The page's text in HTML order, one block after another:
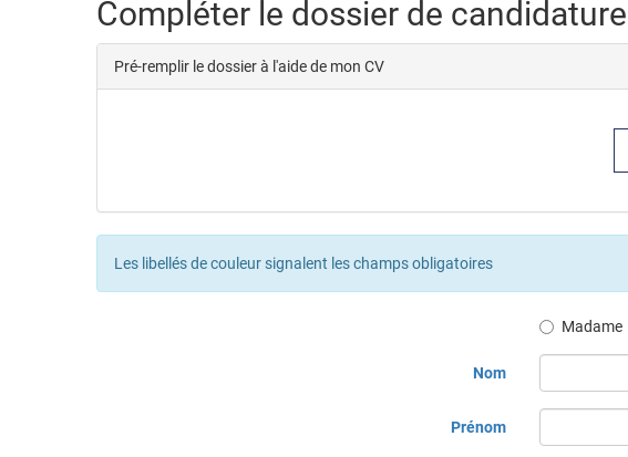
Compléter le dossier de candidature
Pré-remplir le dossier à l'aide de mon CV
Les libellés de couleur signalent les champs obligatoires
Madame
Nom
Prénom